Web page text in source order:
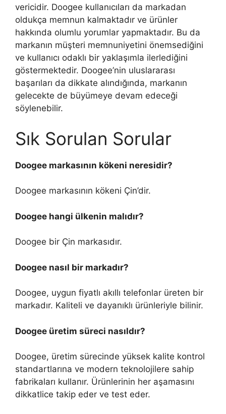
vericidir. Doogee kullanıcıları da markadan
oldukça memnun kalmaktadır ve ürünler
hakkında olumlu yorumlar yapmaktadır. Bu da
markanın müşteri memnuniyetini önemsediğini
ve kullanıcı odaklı bir yaklaşımla ilerlediğini
göstermektedir. Doogee’nin uluslararası
başarıları da dikkate alındığında, markanın
gelecekte de büyümeye devam edeceği
söylenebilir.
Sık Sorulan Sorular
Doogee markasının kökeni neresidir?
Doogee markasının kökeni Çin’dir.
Doogee hangi ülkenin malıdır?
Doogee bir Çin markasıdır.
Doogee nasıl bir markadır?
Doogee, uygun fiyatlı akıllı telefonlar üreten bir
markadır. Kaliteli ve dayanıklı ürünleriyle bilinir.
Doogee üretim süreci nasıldır?
Doogee, üretim sürecinde yüksek kalite kontrol
standartlarına ve modern teknolojilere sahip
fabrikaları kullanır. Ürünlerinin her aşamasını
dikkatlice takip eder ve test eder.